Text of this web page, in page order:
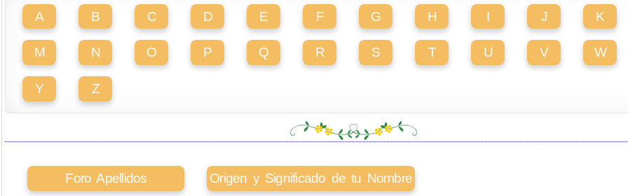
A B C D E F G H I J K
M N O P Q R S T U V W
Y Z
Foro Apellidos Origen y Significado de tu Nombre